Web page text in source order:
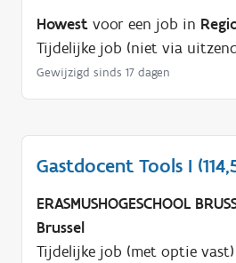
Howest voor een job in
Tijdelijke job (niet via
Gewijzigd sinds 17 dagen
Gastdocent Tools I
ERASMUSHOGESCHOOL
Brussel
Tijdelijke job (met optie vast)